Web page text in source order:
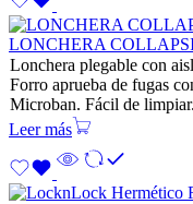
LONCHERA
Lonchera plegable con
Forro aprueba de fugas
Microban. Fácil de limpiar.
Leer más